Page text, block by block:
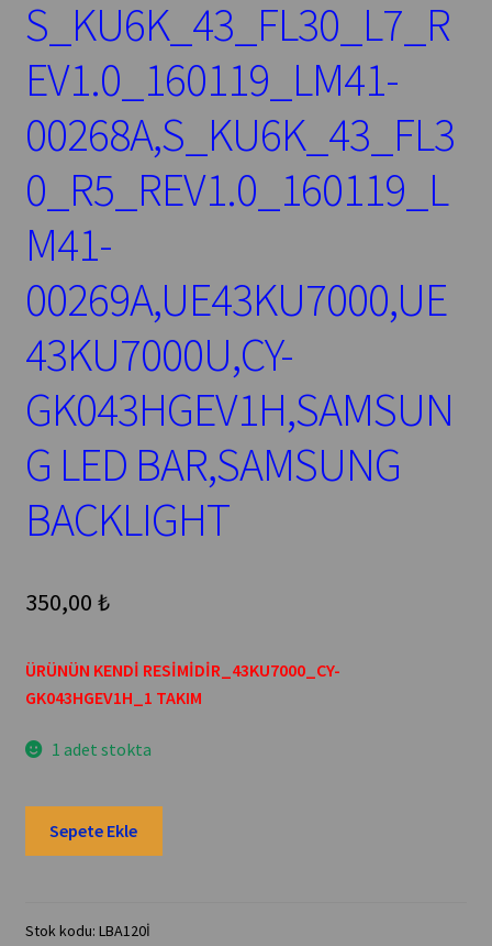
S_KU6K_43_FL30_L7_R
EV1.0_160119_LM41-
00268A,S_KU6K_43_FL3
0_R5_REV1.0_160119_L
M41-
00269A,UE43KU7000,UE
43KU7000U,CY-
GK043HGEV1H,SAMSUN
G LED BAR,SAMSUNG
BACKLIGHT
350,00 ₺
ÜRÜNÜN KENDİ RESİMİDİR_43KU7000_CY-
GK043HGEV1H_1 TAKIM
1 adet stokta
00268A,S_KU6K_43_FL30_R5_REV1.0_160119_LM41-
LED
Sepete Ekle
Stok kodu: LBA120İ